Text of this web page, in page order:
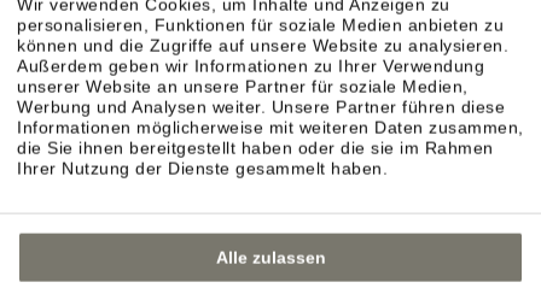
Wir verwenden Cookies, um Inhalte und Anzeigen zu
personalisieren, Funktionen für soziale Medien anbieten zu
können und die Zugriffe auf unsere Website zu analysieren.
Außerdem geben wir Informationen zu Ihrer Verwendung
unserer Website an unsere Partner für soziale Medien,
Werbung und Analysen weiter. Unsere Partner führen diese
Informationen möglicherweise mit weiteren Daten zusammen,
die Sie ihnen bereitgestellt haben oder die sie im Rahmen
Ihrer Nutzung der Dienste gesammelt haben.
Alle zulassen